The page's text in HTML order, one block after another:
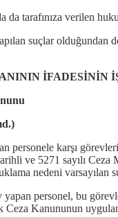
tarafınıza verilen
suçlar olduğundan
İFADESİNİN
personele karşı
ve 5271 sayılı
nedeni varsayılan
personel, bu
Ceza Kanununun